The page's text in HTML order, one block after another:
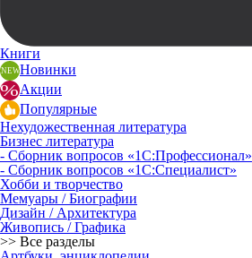
Книги
Новинки
Акции
Популярные
Нехудожественная литература
Бизнес литература
- Сборник вопросов «1С:Профессионал»
- Сборник вопросов «1С:Специалист»
Хобби и творчество
Мемуары / Биографии
Дизайн / Архитектура
Живопись / Графика
>> Все разделы